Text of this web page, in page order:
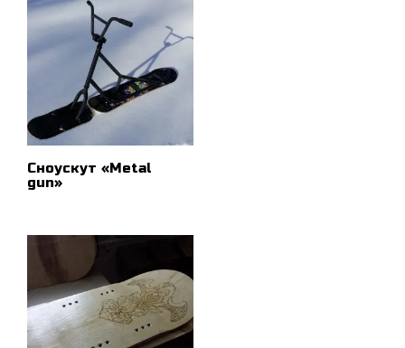
Сноускут «Metal
gun»
ПОДРОБНЕЕ